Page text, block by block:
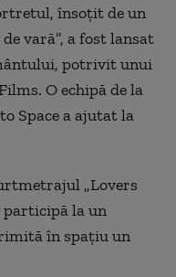
însoţit de un
vară”, a fost lansat
potrivit unui
O echipă de la
Space a ajutat la
„Lovers
participă la un
în spaţiu un